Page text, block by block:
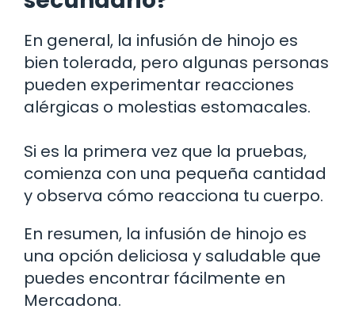
En general, la infusión de hinojo es
bien tolerada, pero algunas personas
pueden experimentar reacciones
alérgicas o molestias estomacales.
Si es la primera vez que la pruebas,
comienza con una pequeña cantidad
y observa cómo reacciona tu cuerpo.
En resumen, la infusión de hinojo es
una opción deliciosa y saludable que
puedes encontrar fácilmente en
Mercadona.